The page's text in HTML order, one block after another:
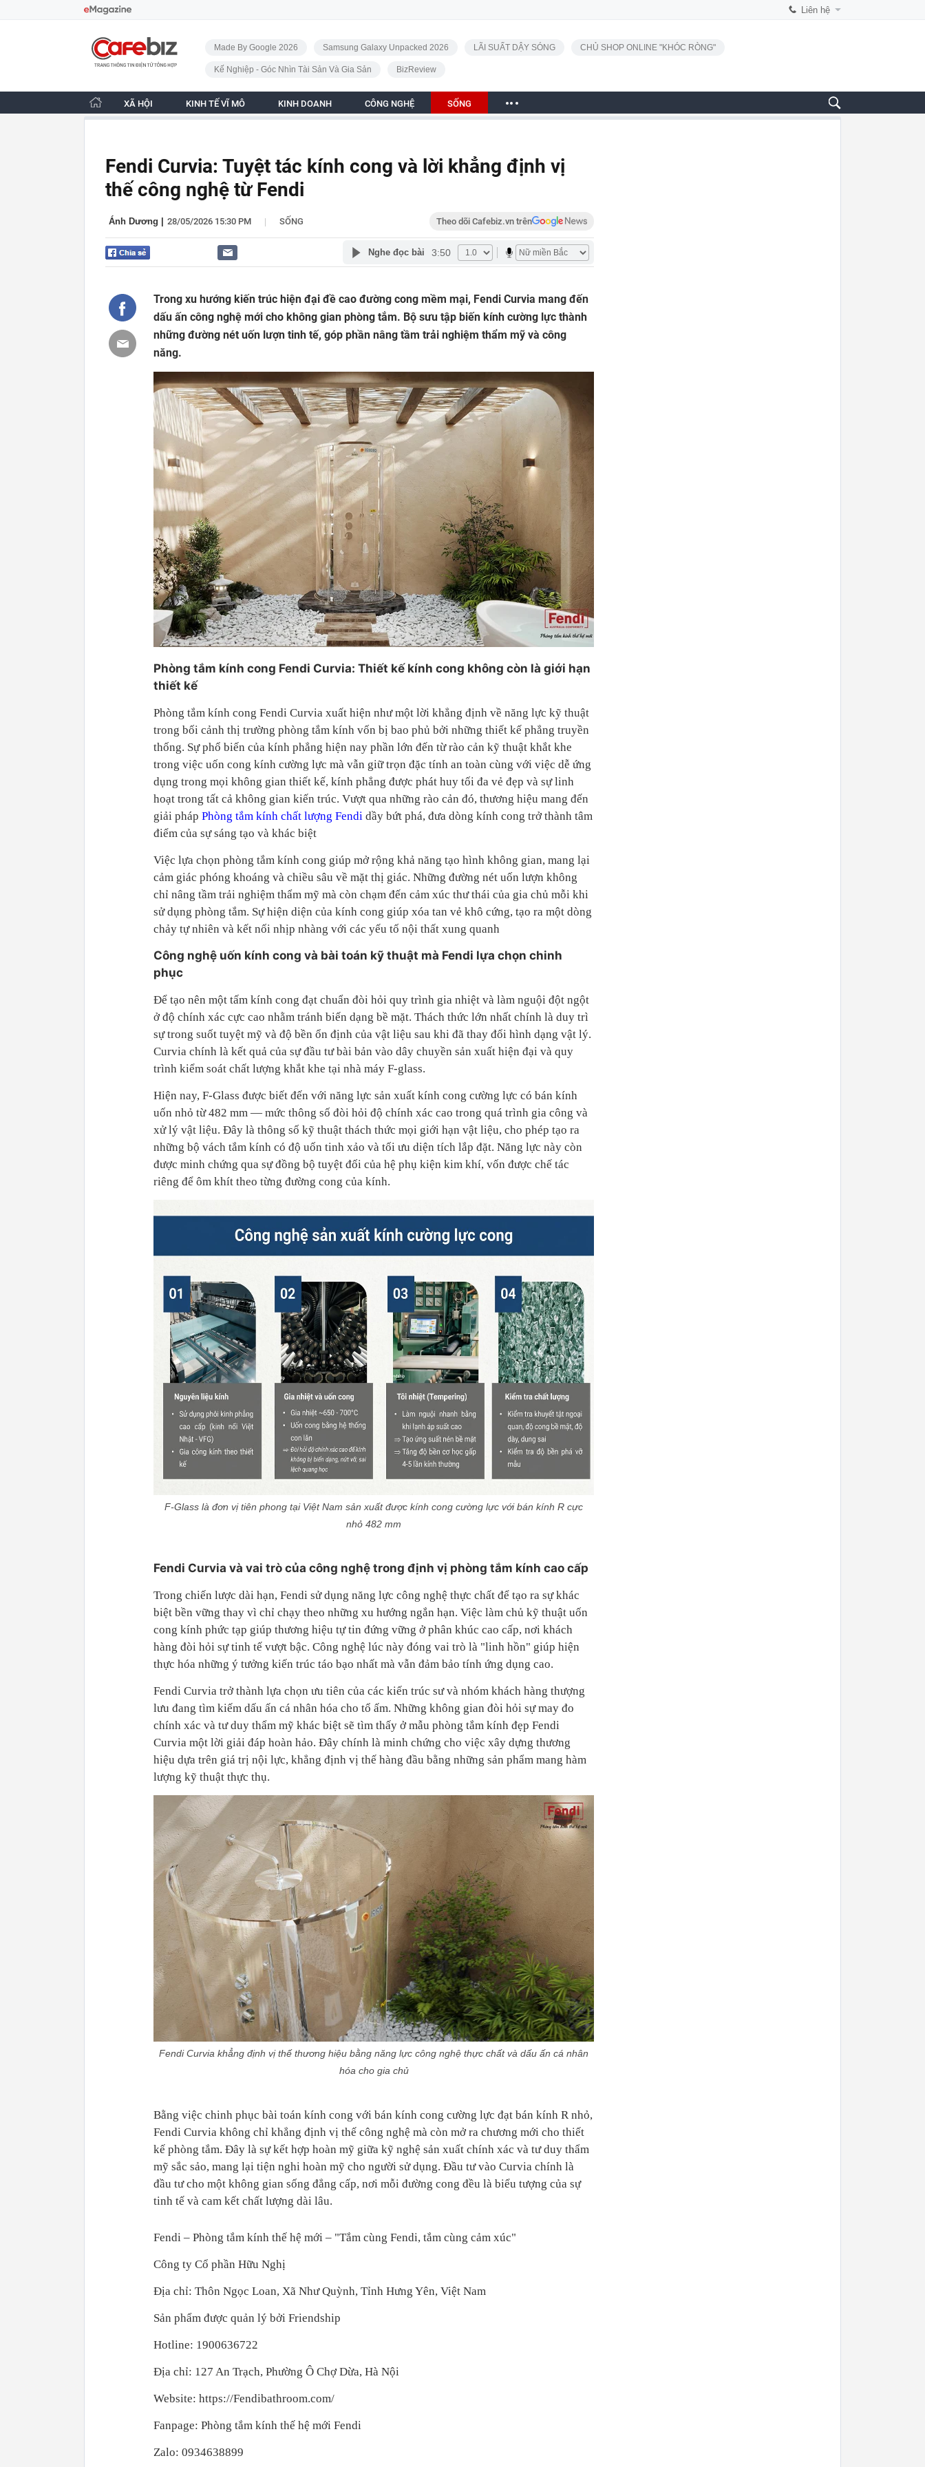
Liên hệ
CafeBiz - Trang chủ
Made By Google 2026 Samsung Galaxy Unpacked 2026 LÃI SUẤT DẬY SÓNG CHỦ SHOP ONLINE "KHÓC RÒNG"
Kế Nghiệp - Góc Nhìn Tài Sản Và Gia Sản BizReview
XÃ HỘI KINH TẾ VĨ MÔ KINH DOANH CÔNG NGHỆ SỐNG
Fendi Curvia: Tuyệt tác kính cong và lời khẳng định vị
thế công nghệ từ Fendi
Ánh Dương 28/05/2026 15:30 PM | SỐNG Theo dõi Cafebiz.vn trên
Nghe đọc bài 3:50
Trong xu hướng kiến trúc hiện đại đề cao đường cong mềm mại, Fendi Curvia mang đến
dấu ấn công nghệ mới cho không gian phòng tắm. Bộ sưu tập biến kính cường lực thành
những đường nét uốn lượn tinh tế, góp phần nâng tầm trải nghiệm thẩm mỹ và công
năng.
Phòng tắm kính cong Fendi Curvia: Thiết kế kính cong không còn là giới hạn
thiết kế
Phòng tắm kính cong Fendi Curvia xuất hiện như một lời khẳng định về năng lực kỹ thuật
trong bối cảnh thị trường phòng tắm kính vốn bị bao phủ bởi những thiết kế phẳng truyền
thống. Sự phổ biến của kính phẳng hiện nay phần lớn đến từ rào cản kỹ thuật khắt khe
trong việc uốn cong kính cường lực mà vẫn giữ trọn đặc tính an toàn cùng với việc dễ ứng
dụng trong mọi không gian thiết kế, kính phẳng được phát huy tối đa vẻ đẹp và sự linh
hoạt trong tất cả không gian kiến trúc. Vượt qua những rào cản đó, thương hiệu mang đến
giải pháp Phòng tắm kính chất lượng Fendi dầy bứt phá, đưa dòng kính cong trở thành tâm
điểm của sự sáng tạo và khác biệt
Việc lựa chọn phòng tắm kính cong giúp mở rộng khả năng tạo hình không gian, mang lại
cảm giác phóng khoáng và chiều sâu về mặt thị giác. Những đường nét uốn lượn không
chỉ nâng tầm trải nghiệm thẩm mỹ mà còn chạm đến cảm xúc thư thái của gia chủ mỗi khi
sử dụng phòng tắm. Sự hiện diện của kính cong giúp xóa tan vẻ khô cứng, tạo ra một dòng
chảy tự nhiên và kết nối nhịp nhàng với các yếu tố nội thất xung quanh
Công nghệ uốn kính cong và bài toán kỹ thuật mà Fendi lựa chọn chinh
phục
Để tạo nên một tấm kính cong đạt chuẩn đòi hỏi quy trình gia nhiệt và làm nguội đột ngột
ở độ chính xác cực cao nhằm tránh biến dạng bề mặt. Thách thức lớn nhất chính là duy trì
sự trong suốt tuyệt mỹ và độ bền ổn định của vật liệu sau khi đã thay đổi hình dạng vật lý.
Curvia chính là kết quả của sự đầu tư bài bản vào dây chuyền sản xuất hiện đại và quy
trình kiểm soát chất lượng khắt khe tại nhà máy F-glass.
Hiện nay, F-Glass được biết đến với năng lực sản xuất kính cong cường lực có bán kính
uốn nhỏ từ 482 mm — mức thông số đòi hỏi độ chính xác cao trong quá trình gia công và
xử lý vật liệu. Đây là thông số kỹ thuật thách thức mọi giới hạn vật liệu, cho phép tạo ra
những bộ vách tắm kính có độ uốn tinh xảo và tối ưu diện tích lắp đặt. Năng lực này còn
được minh chứng qua sự đồng bộ tuyệt đối của hệ phụ kiện kim khí, vốn được chế tác
riêng để ôm khít theo từng đường cong của kính.
F-Glass là đơn vị tiên phong tại Việt Nam sản xuất được kính cong cường lực với bán kính R cực
nhỏ 482 mm
Fendi Curvia và vai trò của công nghệ trong định vị phòng tắm kính cao cấp
Trong chiến lược dài hạn, Fendi sử dụng năng lực công nghệ thực chất để tạo ra sự khác
biệt bền vững thay vì chỉ chạy theo những xu hướng ngắn hạn. Việc làm chủ kỹ thuật uốn
cong kính phức tạp giúp thương hiệu tự tin đứng vững ở phân khúc cao cấp, nơi khách
hàng đòi hỏi sự tinh tế vượt bậc. Công nghệ lúc này đóng vai trò là "linh hồn" giúp hiện
thực hóa những ý tưởng kiến trúc táo bạo nhất mà vẫn đảm bảo tính ứng dụng cao.
Fendi Curvia trở thành lựa chọn ưu tiên của các kiến trúc sư và nhóm khách hàng thượng
lưu đang tìm kiếm dấu ấn cá nhân hóa cho tổ ấm. Những không gian đòi hỏi sự may đo
chính xác và tư duy thẩm mỹ khác biệt sẽ tìm thấy ở mẫu phòng tắm kính đẹp Fendi
Curvia một lời giải đáp hoàn hảo. Đây chính là minh chứng cho việc xây dựng thương
hiệu dựa trên giá trị nội lực, khẳng định vị thế hàng đầu bằng những sản phẩm mang hàm
lượng kỹ thuật thực thụ.
Fendi Curvia khẳng định vị thế thương hiệu bằng năng lực công nghệ thực chất và dấu ấn cá nhân
hóa cho gia chủ
Bằng việc chinh phục bài toán kính cong với bán kính cong cường lực đạt bán kính R nhỏ,
Fendi Curvia không chỉ khẳng định vị thế công nghệ mà còn mở ra chương mới cho thiết
kế phòng tắm. Đây là sự kết hợp hoàn mỹ giữa kỹ nghệ sản xuất chính xác và tư duy thẩm
mỹ sắc sảo, mang lại tiện nghi hoàn mỹ cho người sử dụng. Đầu tư vào Curvia chính là
đầu tư cho một không gian sống đẳng cấp, nơi mỗi đường cong đều là biểu tượng của sự
tinh tế và cam kết chất lượng dài lâu.
Fendi – Phòng tắm kính thế hệ mới – "Tắm cùng Fendi, tắm cùng cảm xúc"
Công ty Cổ phần Hữu Nghị
Địa chỉ: Thôn Ngọc Loan, Xã Như Quỳnh, Tỉnh Hưng Yên, Việt Nam
Sản phẩm được quản lý bởi Friendship
Hotline: 1900636722
Địa chỉ: 127 An Trạch, Phường Ô Chợ Dừa, Hà Nội
Website: https://Fendibathroom.com/
Fanpage: Phòng tắm kính thế hệ mới Fendi
Zalo: 0934638899